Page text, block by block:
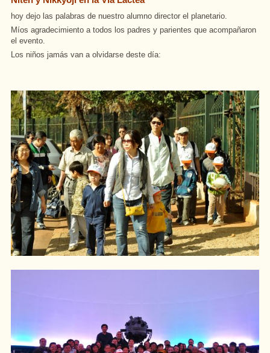
hoy dejo las palabras de nuestro alumno director el planetario.
Míos agradecimiento a todos los padres y parientes que acompañaron
el evento.
Los niños jamás van a olvidarse deste día: